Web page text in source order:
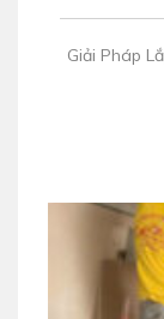
Giải Pháp